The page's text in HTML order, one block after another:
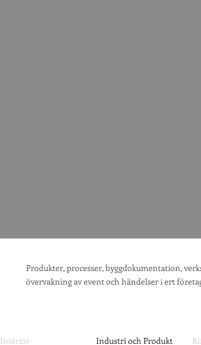
Produkter, processer, byggdokumentation,
övervakning av event och händelser i ert
Interiör Industri och Produkt